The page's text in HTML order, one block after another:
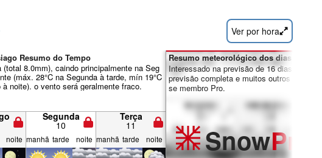
Ver por hora
Resumo do Tempo
(total 8.0mm), caindo principalmente na Seg
(máx. 28°C na Segunda à tarde, mín 19°C
à noite). o vento será geralmente fraco.
Segunda
10
Terça
11
noite manhã tarde noite manhã tarde noite
Resumo meteorológico dos dias 7-16:
Interessado na previsão de 16 dias?
previsão completa e muitos outros
se membro Pro.
SnowPro